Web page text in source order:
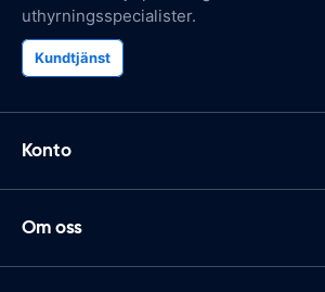
uthyrningsspecialister.
Kundtjänst
Konto
Om oss